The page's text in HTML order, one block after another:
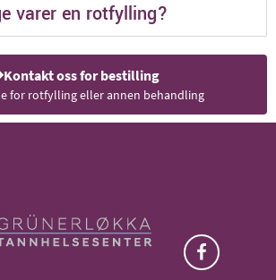
varer en rotfylling?
Kontakt oss for bestilling
for rotfylling eller annen behandling